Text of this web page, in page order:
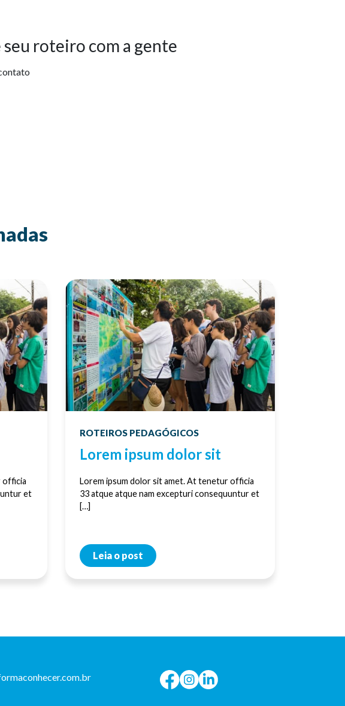
roteiro com a gente
officia
et
ROTEIROS PEDAGÓGICOS
Lorem ipsum dolor sit
Lorem ipsum dolor sit amet. At tenetur officia
33 atque atque nam excepturi consequuntur et
[…]
Leia o post